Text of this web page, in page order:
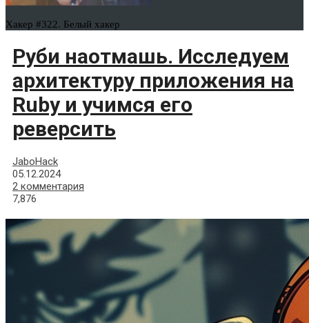
Хакер #322. Белый хакер
Руби наотмашь. Исследуем
архитектуру приложения на
Ruby и учимся его
реверсить
JaboHack
05.12.2024
2 комментария
7,876